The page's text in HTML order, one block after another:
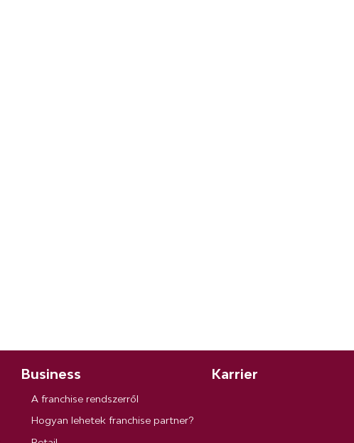
Business
A franchise rendszerről
Hogyan lehetek franchise partner?
Karrier